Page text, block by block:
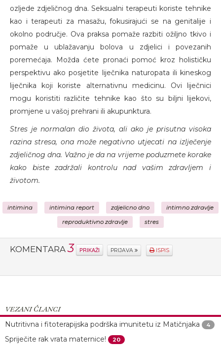
ozljede zdjeličnog dna. Seksualni terapeuti koriste tehnike
kao i terapeuti za masažu, fokusirajući se na genitalije i
okolno područje. Ova praksa pomaže razbiti ožiljno tkivo i
pomaže u ublažavanju bolova u zdjelici i povezanih
poremećaja. Možda ćete pronaći pomoć kroz holističku
perspektivu ako posjetite liječnika naturopata ili kineskog
liječnika koji koriste alternativnu medicinu. Ovi liječnici
mogu koristiti različite tehnike kao što su biljni lijekovi,
promjene u vašoj prehrani ili akupunktura.
Stres je normalan dio života, ali ako je prisutna visoka
razina stresa, ona može negativno utjecati na izlječenje
zdjeličnog dna. Važno je da na vrijeme poduzmete korake
kako biste zadržali kontrolu nad vašim zdravljem i
životom.
intimina intimina report zdjelicno dno intimno zdravlje
reproduktivno zdravlje stres
KOMENTARA3 PRIKAŽI PRIJAVA ISPIS
VEZANI ČLANCI
Nutritivna i fitoterapijska podrška imunitetu iz Matičnjaka
4
Spriječite rak vrata maternice! 20